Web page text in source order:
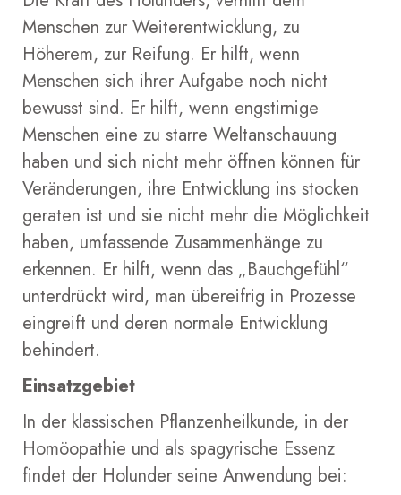
Menschen zur Weiterentwicklung, zu
Höherem, zur Reifung. Er hilft, wenn
Menschen sich ihrer Aufgabe noch nicht
bewusst sind. Er hilft, wenn engstirnige
Menschen eine zu starre Weltanschauung
haben und sich nicht mehr öffnen können für
Veränderungen, ihre Entwicklung ins stocken
geraten ist und sie nicht mehr die Möglichkeit
haben, umfassende Zusammenhänge zu
erkennen. Er hilft, wenn das „Bauchgefühl“
unterdrückt wird, man übereifrig in Prozesse
eingreift und deren normale Entwicklung
behindert.
Einsatzgebiet
In der klassischen Pflanzenheilkunde, in der
Homöopathie und als spagyrische Essenz
findet der Holunder seine Anwendung bei: